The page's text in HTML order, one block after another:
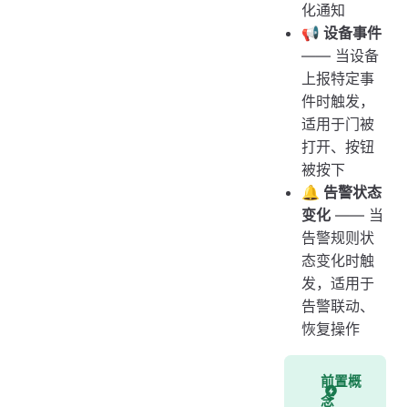
化通知
📢 设备事件
—— 当设备
上报特定事
件时触发，
适用于门被
打开、按钮
被按下
🔔 告警状态
变化 —— 当
告警规则状
态变化时触
发，适用于
告警联动、
恢复操作
前置概
念